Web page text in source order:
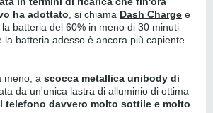
ha adottato , si chiama Dash Charge e
batteria del 60% in meno di 30 minuti
la batteria adesso è ancora più capiente
meno, a scocca metallica unibody di
da un'unica lastra di alluminio di ottima
l telefono davvero molto sottile e molto